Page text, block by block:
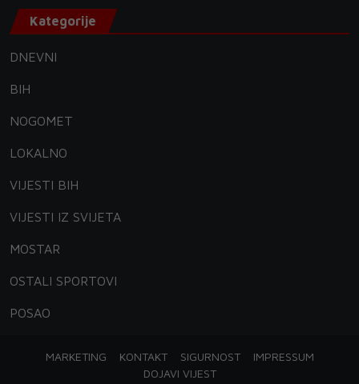
Kategorije
DNEVNI
BIH
NOGOMET
LOKALNO
VIJESTI BIH
VIJESTI IZ SVIJETA
MOSTAR
OSTALI SPORTOVI
POSAO
MARKETING KONTAKT SIGURNOST
IMPRESSUM
DOJAVI VIJEST